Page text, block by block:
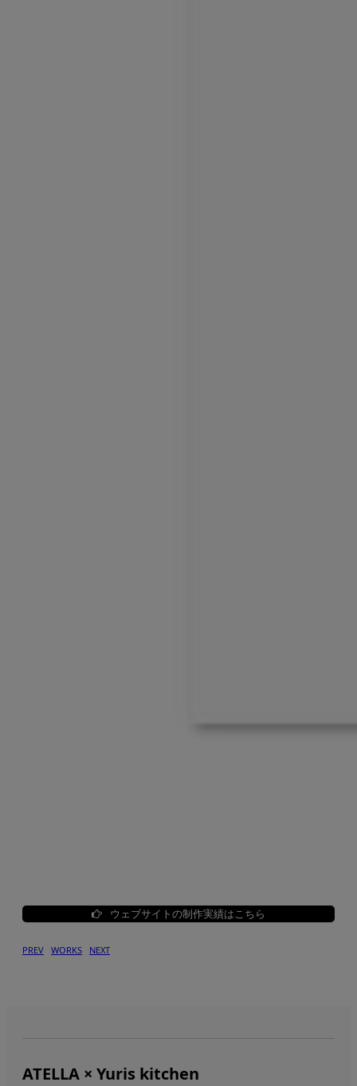
ウェブサイトの制作実績はこちら
PREV WORKS NEXT
ATELLA × Yuris kitchen